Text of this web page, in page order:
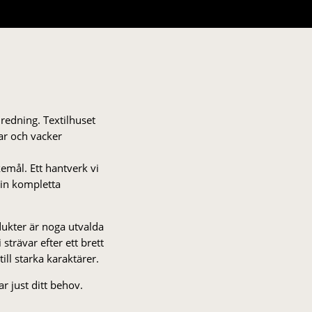
Textilhuset
och vacker
Ett hantverk vi
kompletta
är noga utvalda
strä­var efter ett brett
starka karaktärer.
just ditt behov.